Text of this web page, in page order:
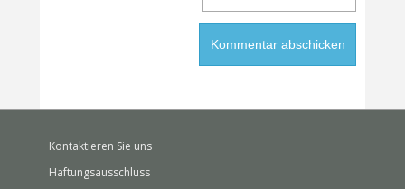
Kontaktieren Sie uns
Haftungsausschluss